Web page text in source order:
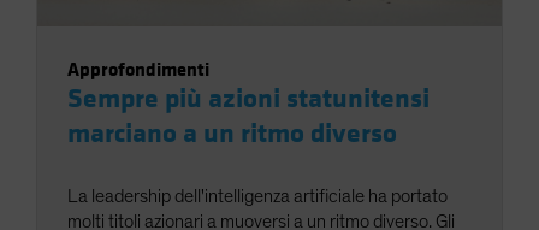
Approfondimenti
Sempre più azioni statunitensi
marciano a un ritmo diverso
La leadership dell'intelligenza artificiale ha portato
molti titoli azionari a muoversi a un ritmo diverso. Gli